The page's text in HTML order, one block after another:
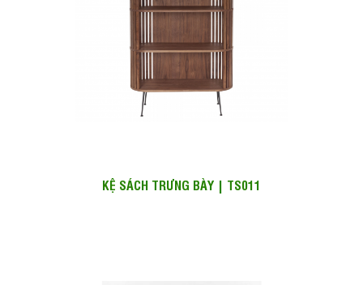
KỆ SÁCH TRƯNG BÀY | TS011